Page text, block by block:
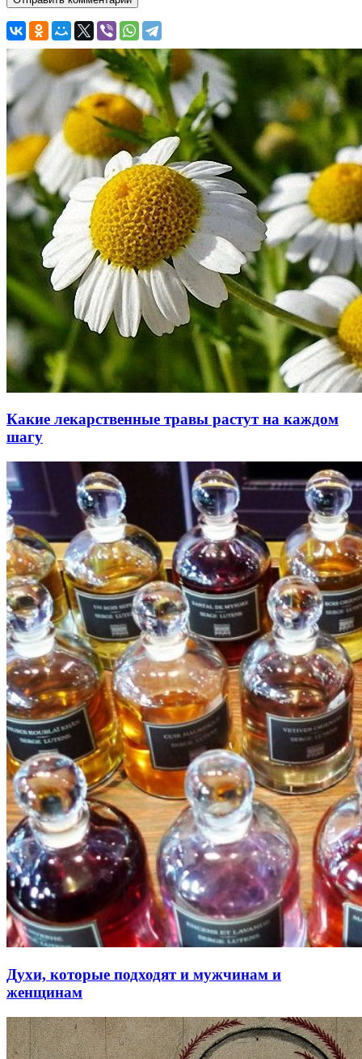
Какие лекарственные травы растут на каждом
шагу
Духи, которые подходят и мужчинам и
женщинам